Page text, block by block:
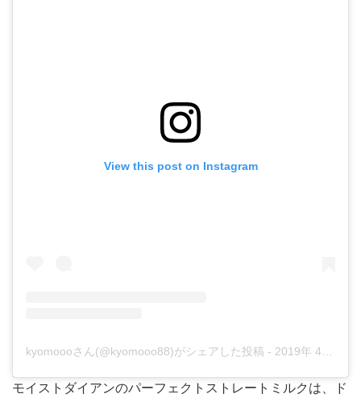
View this post on Instagram
kyomoooさん(@kyomooo88)がシェアした投稿 - 2019年 4月月9日午後8時28分PDT
モイストダイアンのパーフェクトストレートミルクは、ド